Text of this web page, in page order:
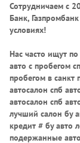
Сотрудничаем с
Банк,
условиях!
Нас часто ищут
авто с пробегом
пробегом в санкт
автосалон спб
автосалон спб
лучший салон бу
кредит # бу авто
подержанные